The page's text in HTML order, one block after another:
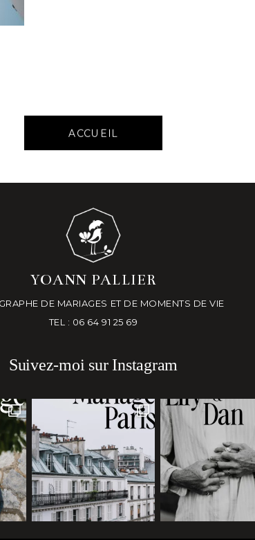
ACCUEIL
YOANN PALLIER
DE MARIAGES ET DE MOMENTS DE VIE
TEL : 06 64 91 25 69
Suivez-moi sur Instagram